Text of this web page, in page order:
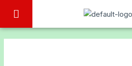
konten
Menu